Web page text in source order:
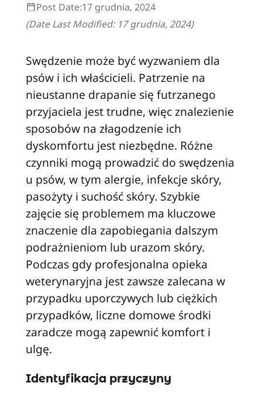
Post Date:17 grudnia, 2024
(Date Last Modified: 17 grudnia, 2024)
Swędzenie może być wyzwaniem dla
psów i ich właścicieli. Patrzenie na
nieustanne drapanie się futrzanego
przyjaciela jest trudne, więc znalezienie
sposobów na złagodzenie ich
dyskomfortu jest niezbędne. Różne
czynniki mogą prowadzić do swędzenia
u psów, w tym alergie, infekcje skóry,
pasożyty i suchość skóry. Szybkie
zajęcie się problemem ma kluczowe
znaczenie dla zapobiegania dalszym
podrażnieniom lub urazom skóry.
Podczas gdy profesjonalna opieka
weterynaryjna jest zawsze zalecana w
przypadku uporczywych lub ciężkich
przypadków, liczne domowe środki
zaradcze mogą zapewnić komfort i
ulgę.
Identyfikacja przyczyny